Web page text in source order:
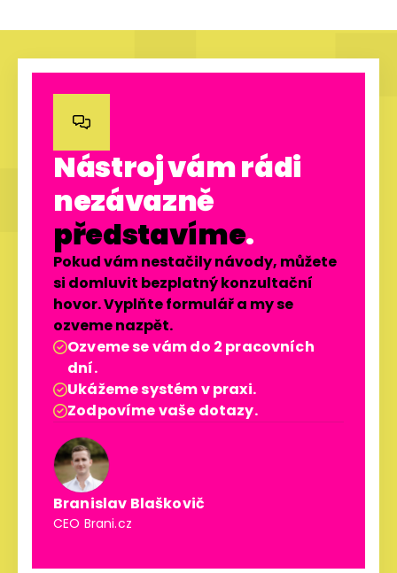

Nástroj vám rádi
nezávazně
představíme.
Pokud vám nestačily návody, můžete
si domluvit bezplatný konzultační
hovor. Vyplňte formulář a my se
ozveme nazpět.
Ozveme se vám do 2 pracovních
dní.
Ukážeme systém v praxi.
Zodpovíme vaše dotazy.
Branislav Blaškovič
CEO Brani.cz